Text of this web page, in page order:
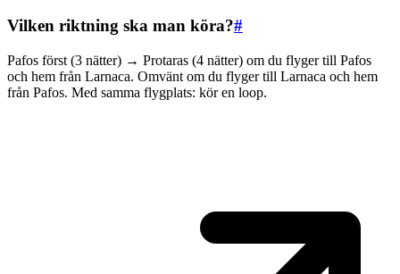
Vilken riktning ska man köra?#
Pafos först (3 nätter) → Protaras (4 nätter) om du flyger till Pafos
och hem från Larnaca. Omvänt om du flyger till Larnaca och hem
från Pafos. Med samma flygplats: kör en loop.